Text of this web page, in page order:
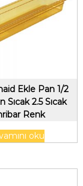
Ekle Pan 1/2
Sıcak 2.5 Sıcak
Renk
oku